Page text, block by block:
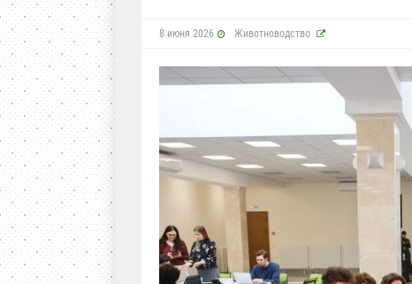
8 июня 2026 Животноводство